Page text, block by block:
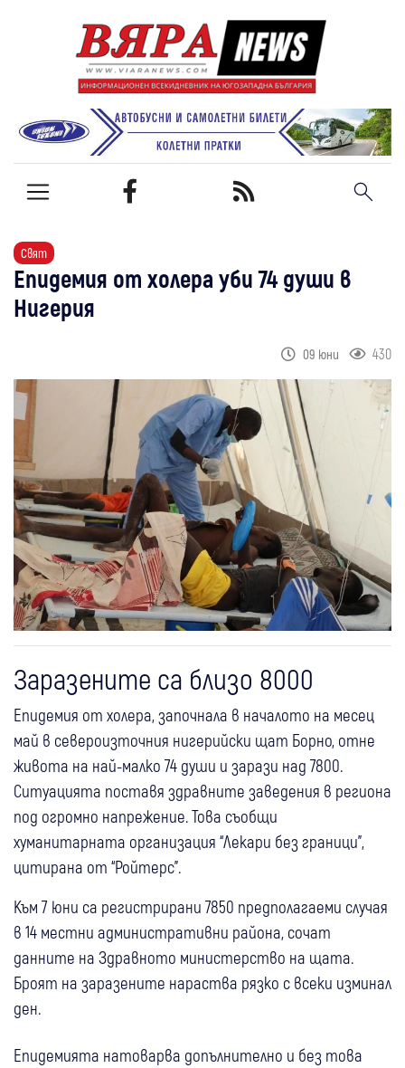
Свят
Епидемия от холера уби 74 души в
Нигерия
09 юни 430
Заразените са близо 8000
Епидемия от холера, започнала в началото на месец
май в североизточния нигерийски щат Борно, отне
живота на най-малко 74 души и зарази над 7800.
Ситуацията поставя здравните заведения в региона
под огромно напрежение. Това съобщи
хуманитарната организация “Лекари без граници”,
цитирана от “Ройтерс”.
Към 7 юни са регистрирани 7850 предполагаеми случая
в 14 местни административни района, сочат
данните на Здравното министерство на щата.
Броят на заразените нараства рязко с всеки изминал
ден.
Епидемията натоварва допълнително и без това